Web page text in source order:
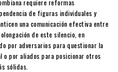
de figuras individuales y
una comunicación efectiva entre
de este silencio, en
por adversarios para questionar la
por aliados para posicionar otros
sólidas.